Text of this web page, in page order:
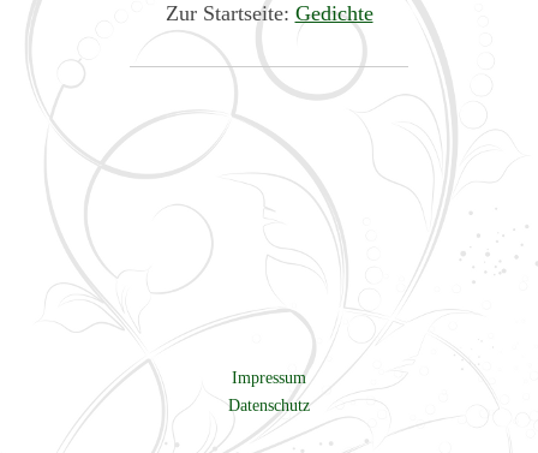
Zur Startseite: Gedichte
Impressum
Datenschutz